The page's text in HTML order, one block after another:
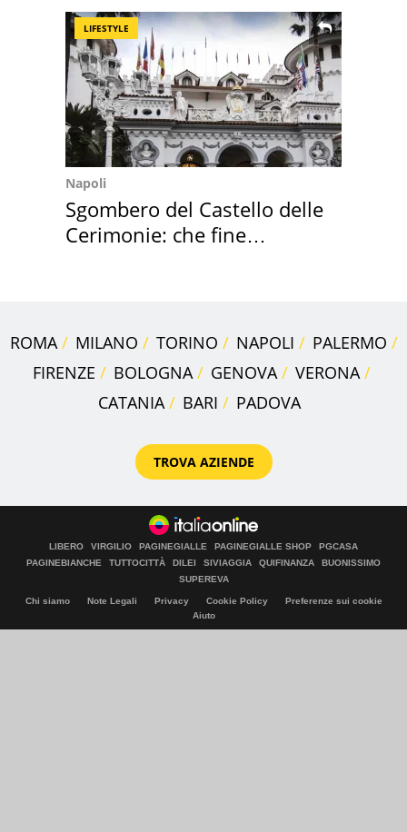
LIFESTYLE
Napoli
Sgombero del Castello delle
Cerimonie: che fine
ROMA MILANO TORINO NAPOLI
PALERMO
FIRENZE
BOLOGNA GENOVA
VERONA
CATANIA
BARI PADOVA
TROVA AZIENDE
LIBERO VIRGILIO PAGINEGIALLE PAGINEGIALLE SHOP
PGCASA
PAGINEBIANCHE
TUTTOCITTÀ DILEI SIVIAGGIA QUIFINANZA
BUONISSIMO
SUPEREVA
Chi siamo Note Legali Privacy Cookie Policy
Preferenze sui cookie
Aiuto